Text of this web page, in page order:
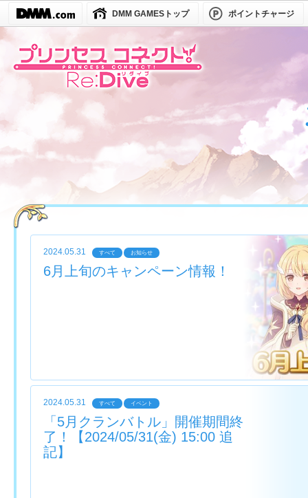
DMM GAMESトップ ポイントチャージ
2024.05.31 すべて お知らせ
6月上旬のキャンペーン情報！
2024.05.31 すべて イベント
「5月クランバトル」開催期間終
了！【2024/05/31(金) 15:00 追
記】